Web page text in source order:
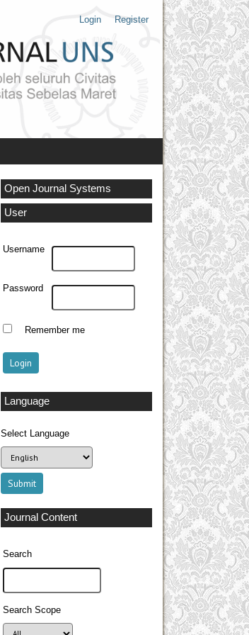
Login Register
Open Journal Systems
User
Username
Password
Remember me
Language
Select Language
Journal Content
Search
Search Scope